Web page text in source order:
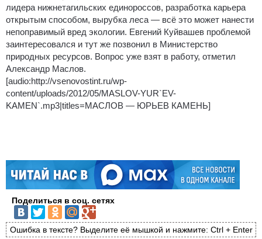
лидера нижнетагильских единороссов, разработка карьера
открытым способом, вырубка леса — всё это может нанести
непоправимый вред экологии. Евгений Куйвашев проблемой
заинтересовался и тут же позвонил в Министерство
природных ресурсов. Вопрос уже взят в работу, отметил
Александр Маслов.
[audio:http://vsenovostint.ru/wp-
content/uploads/2012/05/MASLOV-YUR`EV-
KAMEN`.mp3|titles=МАСЛОВ — ЮРЬЕВ КАМЕНЬ]
Поделиться в соц. сетях
Ошибка в тексте? Выделите её мышкой и нажмите: Ctrl + Enter